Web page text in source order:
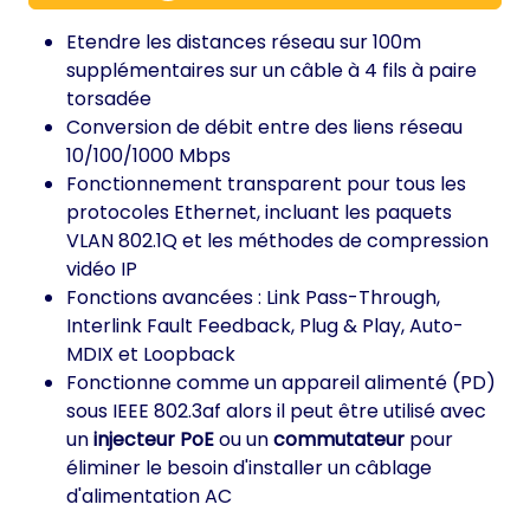
Etendre les distances réseau sur 100m
supplémentaires sur un câble à 4 fils à paire
torsadée
Conversion de débit entre des liens réseau
10/100/1000 Mbps
Fonctionnement transparent pour tous les
protocoles Ethernet, incluant les paquets
VLAN 802.1Q et les méthodes de compression
vidéo IP
Fonctions avancées : Link Pass-Through,
Interlink Fault Feedback, Plug & Play, Auto-
MDIX et Loopback
Fonctionne comme un appareil alimenté (PD)
sous IEEE 802.3af alors il peut être utilisé avec
uninjecteur PoEou uncommutateur pour
éliminer le besoin d'installer un câblage
d'alimentation AC